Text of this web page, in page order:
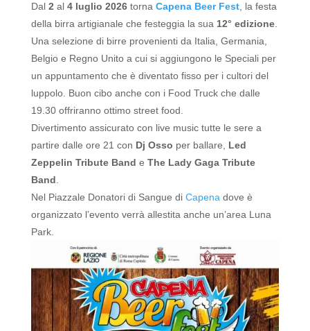
Dal 2 al 4 luglio 2026torna Capena Beer Fest, la festa
della birra artigianale che festeggia la sua 12° edizione.
Una selezione di birre provenienti da Italia, Germania,
Belgio e Regno Unito a cui si aggiungono le Speciali per
un appuntamento che è diventato fisso per i cultori del
luppolo. Buon cibo anche con i Food Truck che dalle
19.30 offriranno ottimo street food.
Divertimento assicurato con live music tutte le sere a
partire dalle ore 21 con Dj Osso per ballare, Led
Zeppelin Tribute Band e The Lady Gaga Tribute
Band
Nel Piazzale Donatori di Sangue di Capena dove è
organizzato l’evento verrà allestita anche un’area Luna
Park.